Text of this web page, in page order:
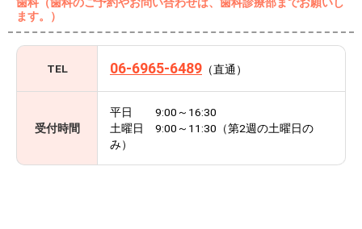
歯科（歯科のご予約やお問い合わせは、歯科診療部までお願いし
ます。）
TEL 06-6965-6489 （直通）
受付時間
平日 9:00～16:30
土曜日 9:00～11:30（第2週の土曜日の
み）